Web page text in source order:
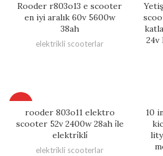
Rooder r803o13 e scooter
en iyi aralık 60v 5600w
38ah
elektrikli scooterlar
24v
rooder 803o11 elektro
scooter 52v 2400w 28ah i̇le
elektri̇kli̇
elektrikli scooterlar
10